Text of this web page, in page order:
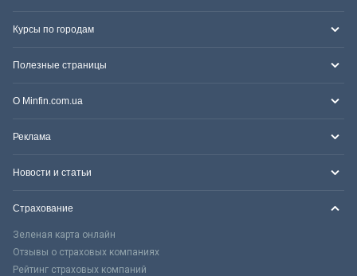
Курсы по городам
Полезные страницы
О Minfin.com.ua
Реклама
Новости и статьи
Страхование
Зеленая карта онлайн
Отзывы о страховых компаниях
Рейтинг страховых компаний